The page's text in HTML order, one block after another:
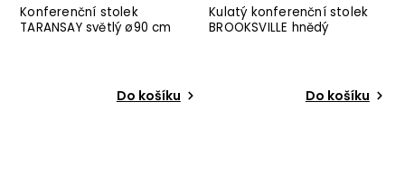
Konferenční stolek
TARANSAY světlý ø90 cm
Do košíku
Kulatý konferenční stolek
BROOKSVILLE hnědý
Do košíku